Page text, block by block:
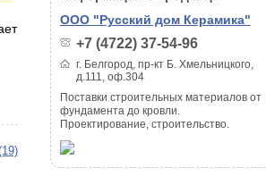
ООО "Русский дом Керамика"
+7 (4722) 37-54-96
г. Белгород, пр-кт Б. Хмельницкого,
д.111, оф.304
Поставки строительных материалов от
фундамента до кровли.
Проектирование, строительство.